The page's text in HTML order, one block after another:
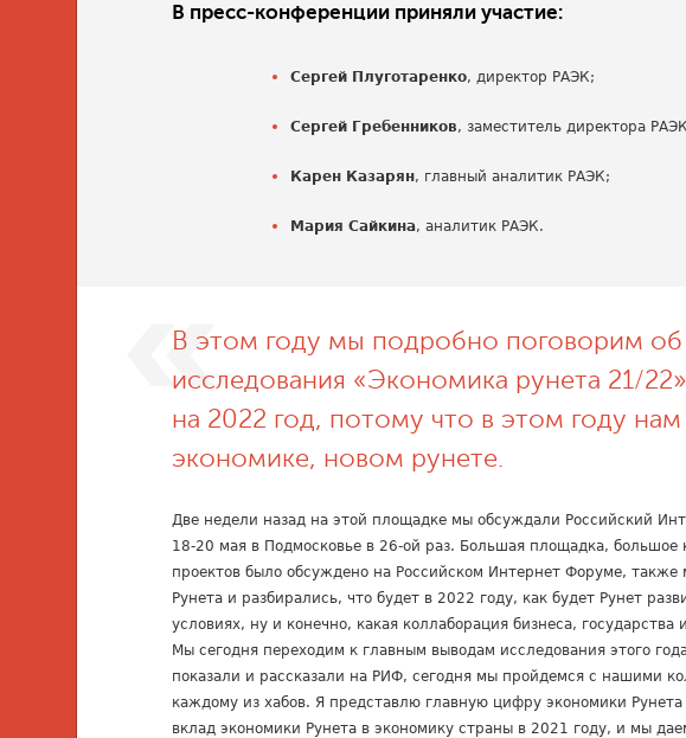
В пресс-конференции приняли участие:
Сергей Плуготаренко, директор РАЭК;
Сергей Гребенников, заместитель директора
Карен Казарян, главный аналитик РАЭК;
Мария Сайкина, аналитик РАЭК.
В этом году мы подробно поговорим об
исследования «Экономика рунета 21/
на 2022 год, потому что в этом году
экономике, новом рунете.
Две недели назад на этой площадке мы обсуждали Российский
18-20 мая в Подмосковье в 26-ой раз. Большая площадка, большое
проектов было обсуждено на Российском Интернет Форуме,
Рунета и разбирались, что будет в 2022 году, как будет Рунет
условиях, ну и конечно, какая коллаборация бизнеса,
Мы сегодня переходим к главным выводам исследования этого
показали и рассказали на РИФ, сегодня мы пройдемся с нашими
каждому из хабов. Я представлю главную цифру экономики
вклад экономики Рунета в экономику страны в 2021 году, и мы